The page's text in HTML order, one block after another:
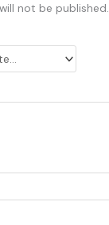
not be published.